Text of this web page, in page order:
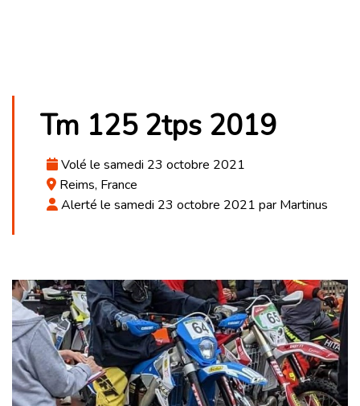
Tm 125 2tps 2019
Volé le samedi 23 octobre 2021
Reims, France
Alerté le samedi 23 octobre 2021 par Martinus